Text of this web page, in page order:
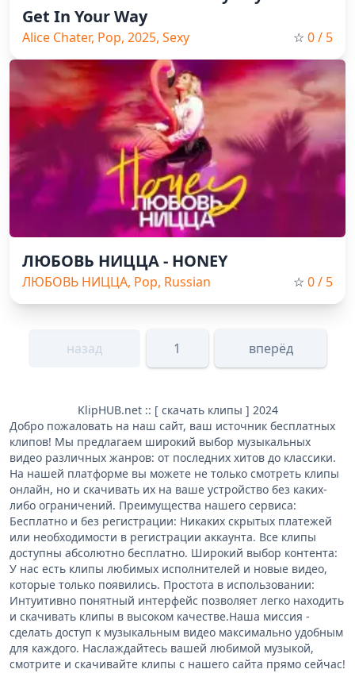
Get In Your Way
Alice Chater, Pop, 2025, Sexy ☆ 0/ 5
ЛЮБОВЬ НИЦЦА - HONEY
ЛЮБОВЬ НИЦЦА, Pop, Russian
Music, 2025
☆ 0/ 5
назад 1 вперёд
KlipHUB.net :: [ скачать клипы ] 2024
Добро пожаловать на наш сайт, ваш источник бесплатных
клипов! Мы предлагаем широкий выбор музыкальных
видео различных жанров: от последних хитов до классики.
На нашей платформе вы можете не только смотреть клипы
онлайн, но и скачивать их на ваше устройство без каких-
либо ограничений. Преимущества нашего сервиса:
Бесплатно и без регистрации: Никаких скрытых платежей
или необходимости в регистрации аккаунта. Все клипы
доступны абсолютно бесплатно. Широкий выбор контента:
У нас есть клипы любимых исполнителей и новые видео,
которые только появились. Простота в использовании:
Интуитивно понятный интерфейс позволяет легко находить
и скачивать клипы в высоком качестве.Наша миссия -
сделать доступ к музыкальным видео максимально удобным
для каждого. Наслаждайтесь вашей любимой музыкой,
смотрите и скачивайте клипы с нашего сайта прямо сейчас!